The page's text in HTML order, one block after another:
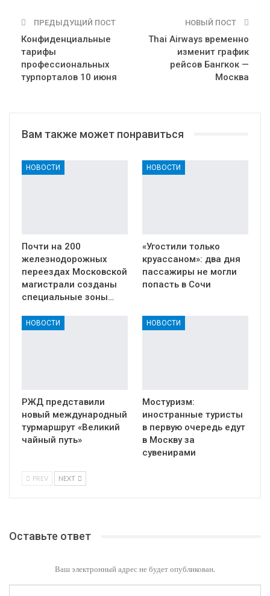
ПРЕДЫДУЩИЙ ПОСТ
Конфиденциальные
тарифы
профессиональных
турпорталов 10 июня
НОВЫЙ ПОСТ
Thai Airways временно
изменит график
рейсов Бангкок —
Москва
Вам также может понравиться
НОВОСТИ
Почти на 200
железнодорожных
переездах Московской
магистрали созданы
специальные зоны…
НОВОСТИ
«Угостили только
круассаном»: два дня
пассажиры не могли
попасть в Сочи
НОВОСТИ
РЖД представили
новый международный
турмаршрут «Великий
чайный путь»
НОВОСТИ
Мостуризм:
иностранные туристы
в первую очередь едут
в Москву за
сувенирами
PREV NEXT
Оставьте ответ
Ваш электронный адрес не будет опубликован.